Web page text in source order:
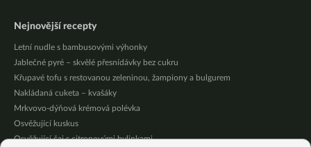
Nejnovější recepty
Letní nudle s bambusovými výhonky
Jablečné pyré – skvělé přesnídávky bez cukru
Křupavé tofu s restovanou zeleninou, žampiony a bulgurem
Nakládaná cuketa – kvašáky
Mrkvovo-dýňová krémová polévka
Osvěžující kuskus
Osvěžující čaj s citronovými bylinkami